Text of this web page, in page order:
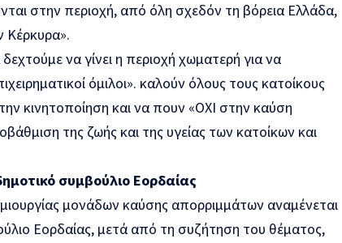
στην περιοχή, από όλη σχεδόν τη βόρεια Ελλάδα,
Κέρκυρα».
να γίνει η περιοχή χωματερή για να
όμιλοι». καλούν όλους τους κατοίκους
κινητοποίηση και να πουν «ΟΧΙ στην καύση
της ζωής και της υγείας των κατοίκων και
συμβούλιο Εορδαίας
μονάδων καύσης απορριμμάτων αναμένεται
Εορδαίας, μετά από τη συζήτηση του θέματος,